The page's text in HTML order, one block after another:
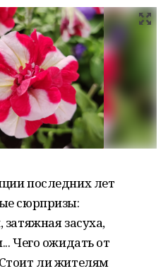
последних лет
сюрпризы:
засуха,
Чего ожидать от
ли жителям